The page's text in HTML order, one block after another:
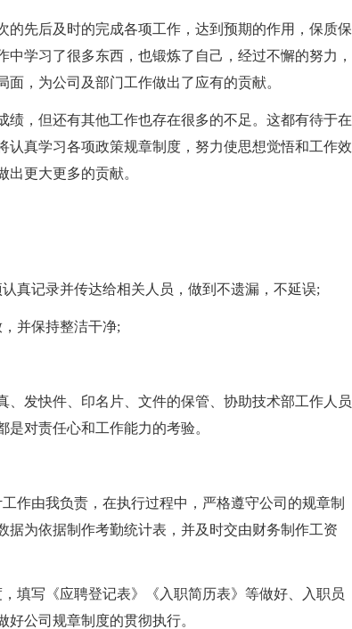
先后及时的完成各项工作，达到预期的作用，保质保
学习了很多东西，也锻炼了自己，经过不懈的努力，
，为公司及部门工作做出了应有的贡献。
，但还有其他工作也存在很多的不足。这都有待于在
真学习各项政策规章制度，努力使思想觉悟和工作效
更大更多的贡献。
记录并传达给相关人员，做到不遗漏，不延误;
并保持整洁干净;
发快件、印名片、文件的保管、协助技术部工作人员
对责任心和工作能力的考验。
由我负责，在执行过程中，严格遵守公司的规章制
据为依据制作考勤统计表，并及时交由财务制作工资
写《应聘登记表》《入职简历表》等做好、入职员
公司规章制度的贯彻执行。